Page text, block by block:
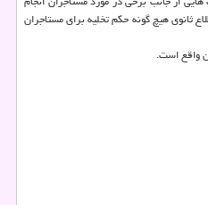
ثانوی هیچ گونه حکم تخلیه برای مستاجران